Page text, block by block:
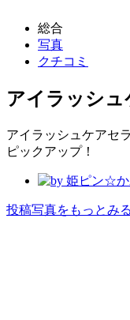
総合
写真
クチコミ
アイラッシ
アイラッシュケアセ
ピックアップ！
投稿写真をもっとみる